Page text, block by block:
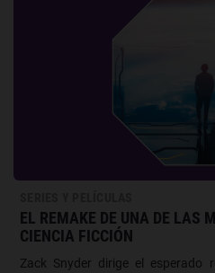
EL REMAKE DE UNA DE LAS
CIENCIA FICCIÓN
Zack Snyder dirige el esperado